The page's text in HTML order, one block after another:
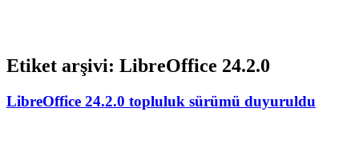
Etiket arşivi: LibreOffice 24.2.0
LibreOffice 24.2.0 topluluk sürümü duyuruldu